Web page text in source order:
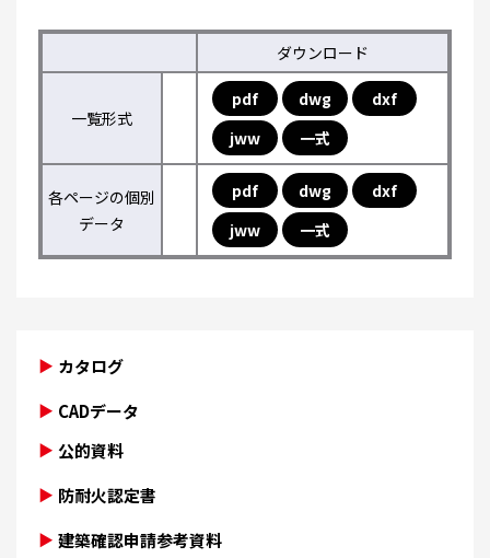
ダウンロード
一覧形式
pdf dwg
dxf
jww
一式
各ページの個別
データ
pdf dwg
dxf
jww
一式
カタログ
CADデータ
公的資料
防耐火認定書
建築確認申請参考資料